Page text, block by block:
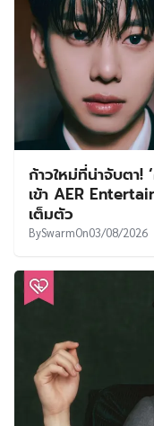
ก้าวใหม่ที่น่าจับตา
เข้า AER
เต็มตัว
BySwarmOn03/08/2026